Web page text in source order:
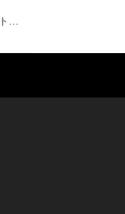
ミッキーマウス 白足 ウォルトディズニーオフィシャル スウェット ホワイト WALT DISNEY WORLD ウォルトディズニーオフィシャル サイズXL相当 古着 CF0995